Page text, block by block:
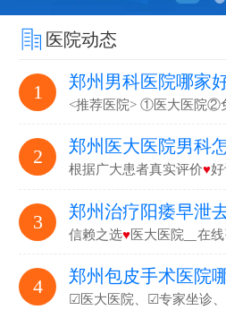
医院动态
1 郑州男科医院哪家
<推荐医院> ①医大医院②
2 郑州医大医院男科
根据广大患者真实评价♥
3 郑州治疗阳痿早泄
信赖之选♥医大医院▁在线
4 郑州包皮手术医院
☑医大医院、☑专家坐诊